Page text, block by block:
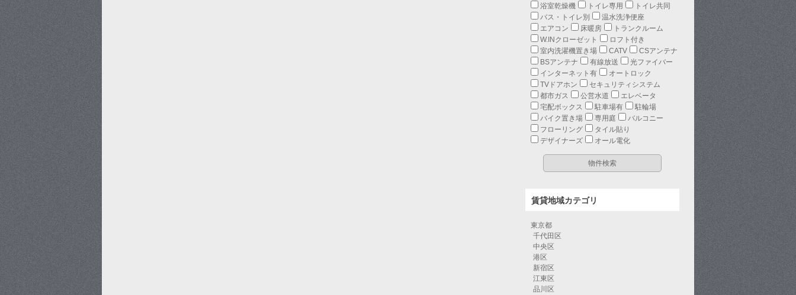
浴室乾燥機
トイレ専用
トイレ共同
バス・トイレ別
温水洗浄便座
エアコン
床暖房
トランクルーム
W.INクローゼット
ロフト付き
室内洗濯機置き場
CATV
CSアンテナ
BSアンテナ
有線放送
光ファイバー
インターネット有
オートロック
TVドアホン
セキュリティシステム
都市ガス
公営水道
エレベータ
宅配ボックス
駐車場有
駐輪場
バイク置き場
専用庭
バルコニー
フローリング
タイル貼り
デザイナーズ
オール電化
賃貸地域カテゴリ
東京都
千代田区
中央区
港区
新宿区
江東区
品川区